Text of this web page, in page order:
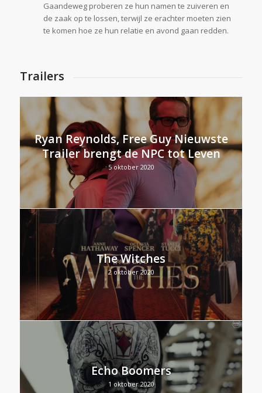
Gaandeweg proberen ze hun namen te zuiveren en
de zaak op te lossen, terwijl ze erachter moeten zien
te komen hoe ze hun relatie en avond gaan redden.
Trailers
Ryan Reynolds, Free Guy Nieuwste
Trailer brengt de NPC tot Leven
5 oktober 2020
The Witches
2 oktober 2020
Echo Boomers
1 oktober 2020